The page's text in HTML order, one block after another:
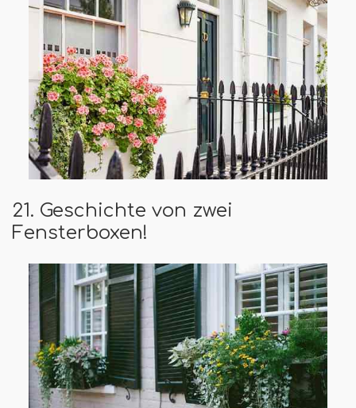
21. Geschichte von zwei
Fensterboxen!